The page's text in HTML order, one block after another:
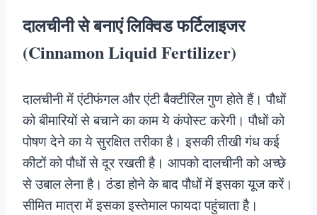
दालचीनी से बनाएं लिक्विड फर्टिलाइजर
(Cinnamon Liquid Fertilizer)
दालचीनी में एंटीफंगल और एंटी बैक्टीरिल गुण होते हैं। पौधों
को बीमारियों से बचाने का काम ये कंपोस्ट करेगी। पौधों को
पोषण देने का ये सुरक्षित तरीका है। इसकी तीखी गंध कई
कीटों को पौधों से दूर रखती है। आपको दालचीनी को अच्छे
से उबाल लेना है। ठंडा होने के बाद पौधों में इसका यूज करें।
सीमित मात्रा में इसका इस्तेमाल फायदा पहुंचाता है।